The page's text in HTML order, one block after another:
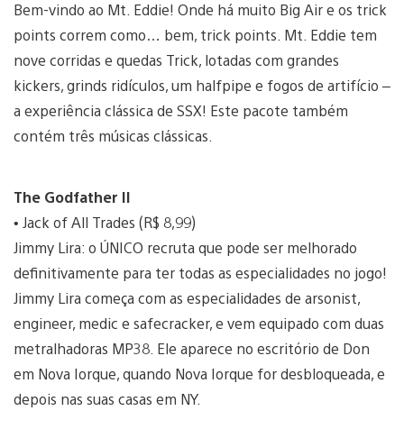
Bem-vindo ao Mt. Eddie! Onde há muito Big Air e os trick
points correm como… bem, trick points. Mt. Eddie tem
nove corridas e quedas Trick, lotadas com grandes
kickers, grinds ridículos, um halfpipe e fogos de artifício –
a experiência clássica de SSX! Este pacote também
contém três músicas clássicas.
The Godfather II
• Jack of All Trades (R$ 8,99)
Jimmy Lira: o ÚNICO recruta que pode ser melhorado
definitivamente para ter todas as especialidades no jogo!
Jimmy Lira começa com as especialidades de arsonist,
engineer, medic e safecracker, e vem equipado com duas
metralhadoras MP38. Ele aparece no escritório de Don
em Nova Iorque, quando Nova Iorque for desbloqueada, e
depois nas suas casas em NY.